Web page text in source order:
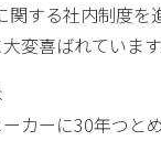
関する社内制度
変喜ばれています
カーに30年つと